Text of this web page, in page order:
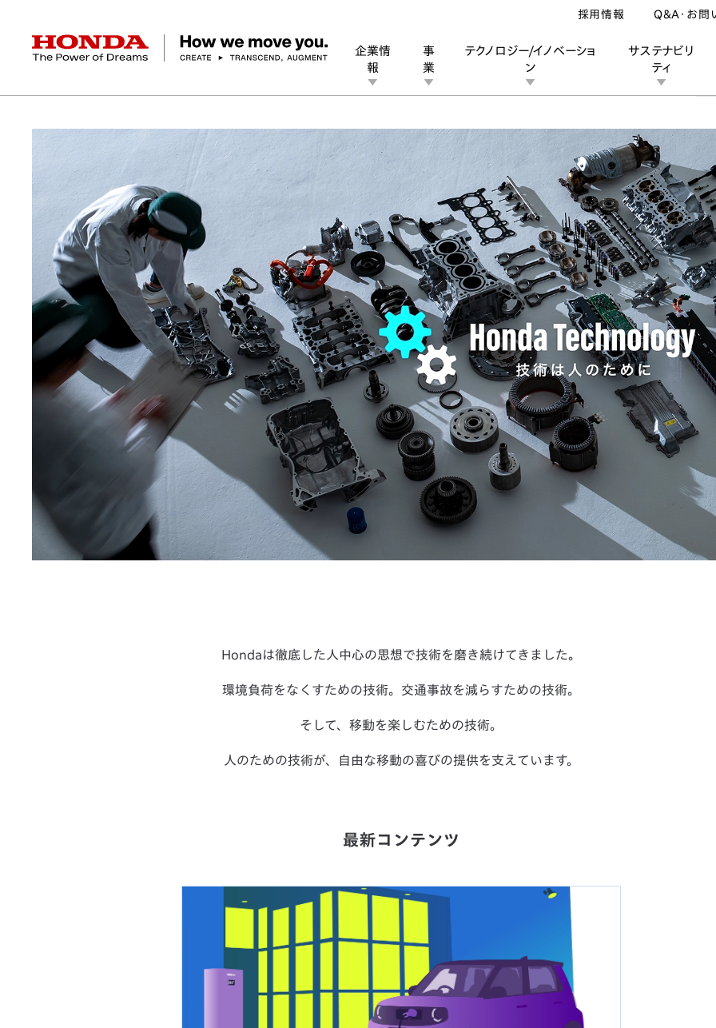
HONDA The Power of Dreams
企業情
報
企業情報 トップ
社長メッセージ 会社概要 ヒストリー コーポレートブランド 企業スポーツ モータースポーツ
事
業
事業 トップ
バイク パワープロダクツ マリン その他事業
テクノロジー/イノベーショ
ン
テクノロジー/イノベーション トップ
研究開発 テクノロジー デザイン オープンイノベーション
サステナビリ
ティ
サステナビリティ トップ
ESGレポート 社会 ガバナンス 安全への取り組み 品質への取り組み
投資家情報 トップ
経営方針 IR資料室 財務・業績情報 株式・債券情報 IRカレンダー 個人投資家の皆様へ Honda Report
ニュースルーム
ニュースルーム
Discover Honda
Discover Honda
採用情報 Q&A・お問
バイク パワープロダクツ
Hondaは徹底した人中心の思想で技術を磨き続けてきました。
環境負荷をなくすための技術。交通事故を減らすための技術。
そして、移動を楽しむための技術。
人のための技術が、自由な移動の喜びの提供を支えています。
最新コンテンツ